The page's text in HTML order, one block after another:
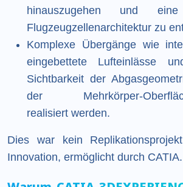
hinauszugehen und
Flugzeugzellenarchitektur zu
Komplexe Übergänge wie
eingebettete Lufteinlässe
Sichtbarkeit der
der Mehrkörper-
realisiert werden.
Dies war kein
Innovation, ermöglicht durch CATIA.